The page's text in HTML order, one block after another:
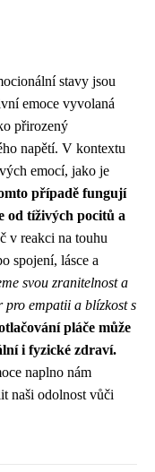
stavy jsou
emoce vyvolaná
přirozený
napětí. V kontextu
emocí, jako je
případě fungují
od tíživých pocitů a
v reakci na touhu
spojení, lásce a
svou zranitelnost a
pro empatii a blízkost s
pláče může
i fyzické zdraví.
naplno nám
naši odolnost vůči